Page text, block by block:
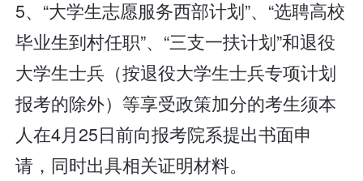
5、“大学生志愿服务西部计划”、“选聘高校
毕业生到村任职”、“三支一扶计划”和退役
大学生士兵（按退役大学生士兵专项计划
报考的除外）等享受政策加分的考生须本
人在4月25日前向报考院系提出书面申
请，同时出具相关证明材料。